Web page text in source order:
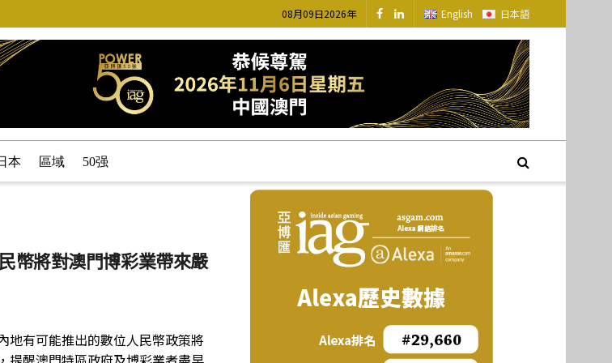
08月09日2026年 English 日本語
本 區域 50强
幣將對澳門博彩業帶來嚴
地有可能推出的數位人民幣政策將